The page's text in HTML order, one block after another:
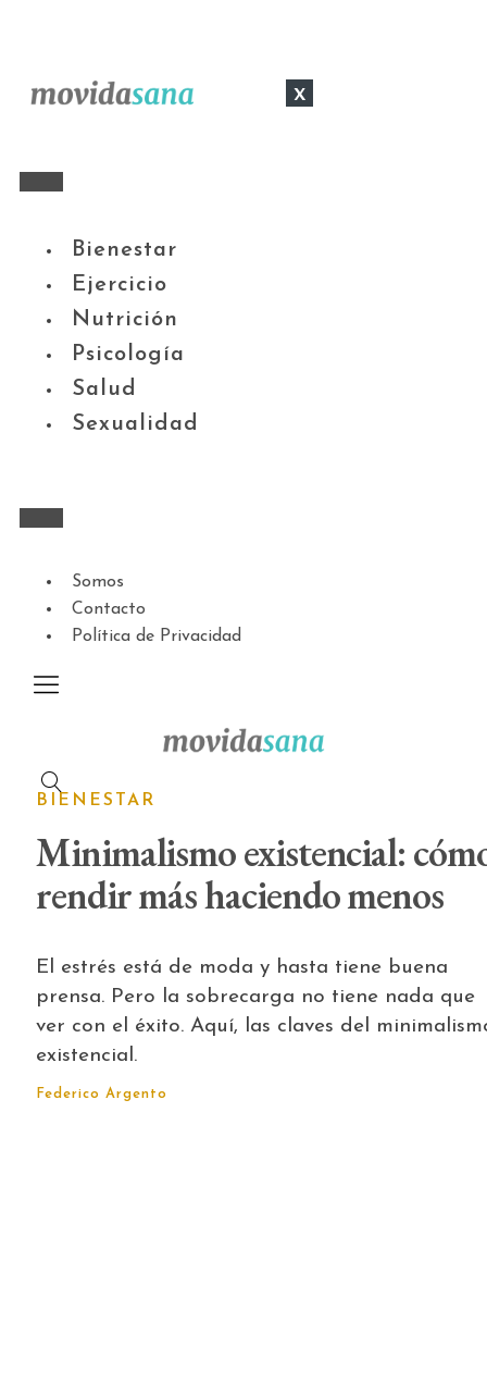
x
Bienestar
Ejercicio
Nutrición
Psicología
Salud
Sexualidad
Somos
Contacto
Política de Privacidad
BIENESTAR
Minimalismo existencial:
rendir más haciendo menos
El estrés está de moda y hasta tiene buena
prensa. Pero la sobrecarga no tiene nada que
ver con el éxito. Aquí, las claves del
existencial.
Federico Argento